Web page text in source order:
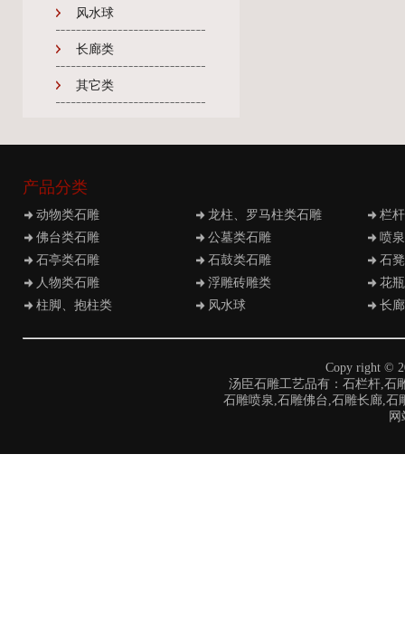
风水球
长廊类
其它类
产品分类
动物类石雕 龙柱、罗马柱类石雕
栏
佛台类石雕
公墓类石雕
喷
石亭类石雕
石鼓类石雕
石
人物类石雕
浮雕砖雕类
花
柱脚、抱柱类
风水球 长
Copy right ©
汤臣石雕工艺品有：石栏杆,石
石雕喷泉,石雕佛台,石雕长廊,石
网